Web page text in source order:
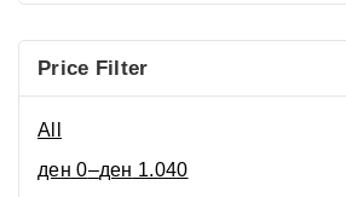
Price Filter
All
ден 0–ден 1.040